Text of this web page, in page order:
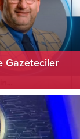
Gazeteciler